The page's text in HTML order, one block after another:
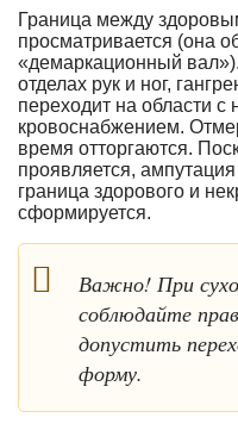
Граница между
просматривается (она
«демаркационный
отделах рук и ног,
переходит на области
кровоснабжением.
время отторгаются.
проявляется,
граница здорового и
сформируется.
Важно! При
соблюдайте
допустить
форму.